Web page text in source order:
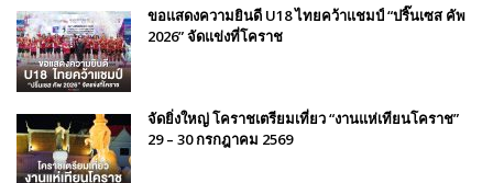
ขอแสดงความยินดี U18 ไทยคว้าแชมป์ “ปริ๊นเซส คัพ
2026” จัดแข่งที่โคราช
จัดยิ่งใหญ่ โคราชเตรียมเที่ยว “งานแห่เทียนโคราช”
29 – 30 กรกฎาคม 2569